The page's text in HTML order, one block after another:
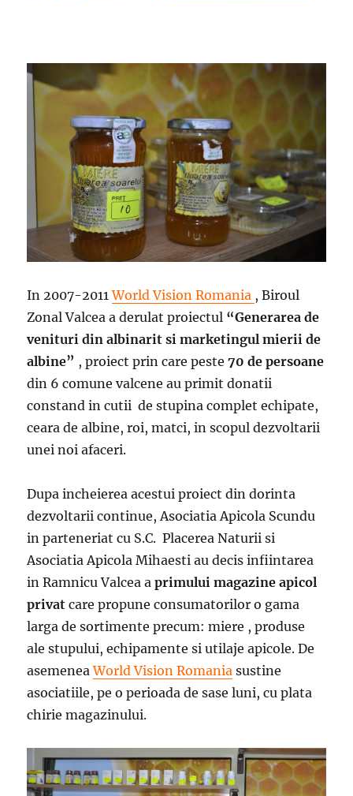
In 2007-2011World Vision Romania , Biroul
Zonal Valcea a derulat proiectul “Generarea de
venituri din albinarit si marketingul mierii de
albine” , proiect prin care peste70 de persoane
din 6 comune valcene au primit donatii
constand in cutii de stupina complet echipate,
ceara de albine, roi, matci, in scopul dezvoltarii
unei noi afaceri.
Dupa incheierea acestui proiect din dorinta
dezvoltarii continue, Asociatia Apicola Scundu
in parteneriat cu S.C. Placerea Naturii si
Asociatia Apicola Mihaesti au decis infiintarea
in Ramnicu Valcea aprimului magazine apicol
privat care propune consumatorilor o gama
larga de sortimente precum: miere , produse
ale stupului, echipamente si utilaje apicole. De
asemeneaWorld Vision Romania sustine
asociatiile, pe o perioada de sase luni, cu plata
chirie magazinului.